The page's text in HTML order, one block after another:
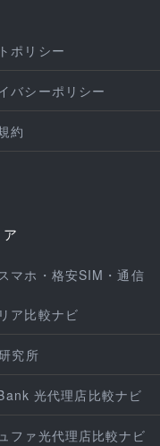
ポリシー
バシーポリシー
約
マホ・格安SIM・通信
ア比較ナビ
究所
光代理店比較ナビ
ファ光代理店比較ナビ